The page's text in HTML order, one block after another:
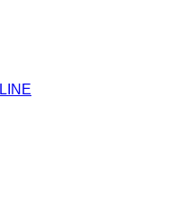
LINE